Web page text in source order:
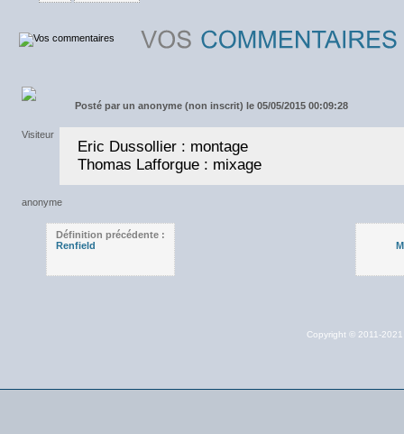
Posté par un anonyme (non inscrit) le 05/05/2015 00:09:28
Eric Dussollier : montage
Thomas Lafforgue : mixage
Définition précédente :
Renfield
Copyright © 2011-